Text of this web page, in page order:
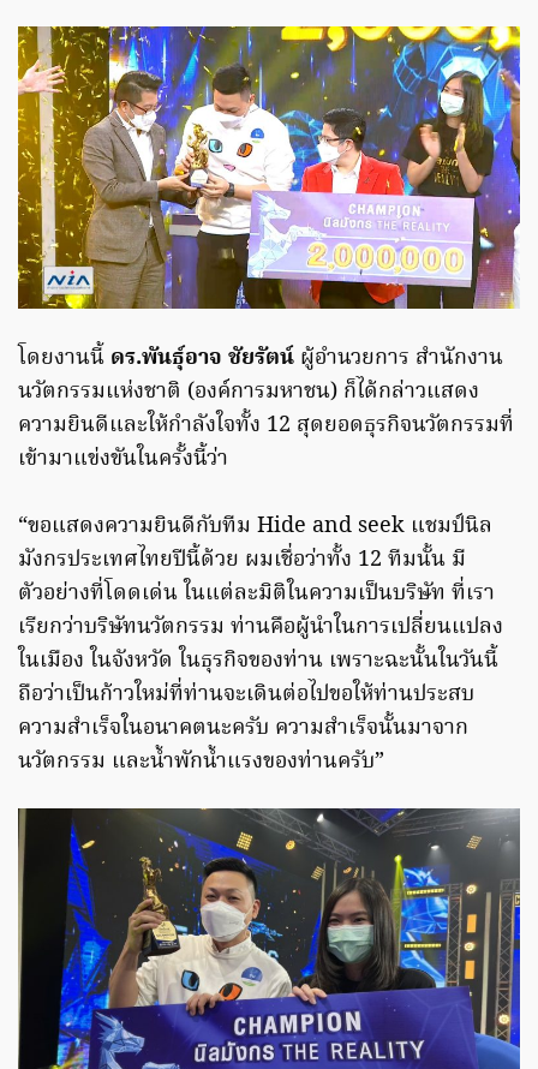
โดยงานนี้ ดร.พันธุ์อาจ ชัยรัตน์ ผู้อำนวยการ สำนักงาน
นวัตกรรมแห่งชาติ (องค์การมหาชน) ก็ได้กล่าวแสดง
ความยินดีและให้กำลังใจทั้ง 12 สุดยอดธุรกิจนวัตกรรมที่
เข้ามาแข่งขันในครั้งนี้ว่า
“ขอแสดงความยินดีกับทีม Hide and seek แชมป์นิล
มังกรประเทศไทยปีนี้ด้วย ผมเชื่อว่าทั้ง 12 ทีมนั้น มี
ตัวอย่างที่โดดเด่น ในแต่ละมิติในความเป็นบริษัท ที่เรา
เรียกว่าบริษัทนวัตกรรม ท่านคือผู้นำในการเปลี่ยนแปลง
ในเมือง ในจังหวัด ในธุรกิจของท่าน เพราะฉะนั้นในวันนี้
ถือว่าเป็นก้าวใหม่ที่ท่านจะเดินต่อไปขอให้ท่านประสบ
ความสำเร็จในอนาคตนะครับ ความสำเร็จนั้นมาจาก
นวัตกรรม และน้ำพักน้ำแรงของท่านครับ”